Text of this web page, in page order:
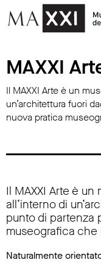
MAXXI Arte
MAXXI
Il MAXXI Arte è un
un’architettura fuori
nuova pratica
Il MAXXI Arte è
all’interno di
punto di partenza
museografica
Naturalmente